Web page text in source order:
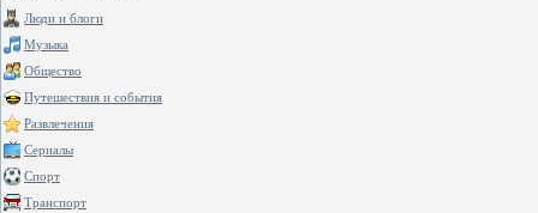
Люди и блоги
Музыка
Общество
Путешествия и события
Развлечения
Сериалы
Спорт
Транспорт